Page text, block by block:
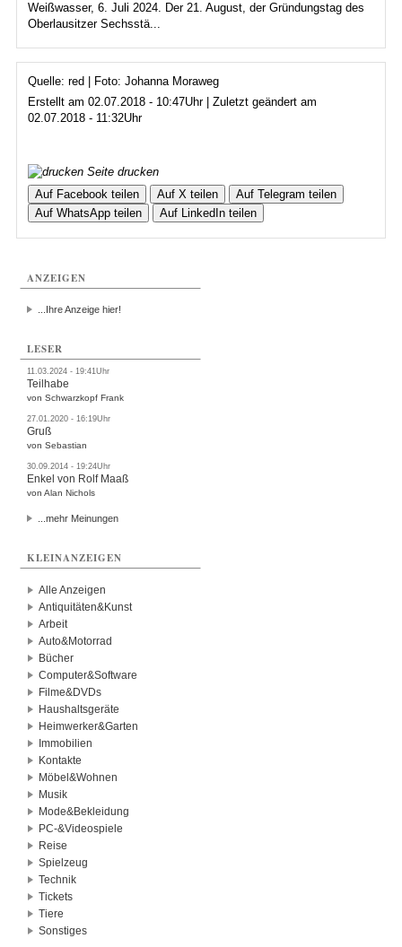
Weißwasser, 6. Juli 2024. Der 21. August, der Gründungstag des
Oberlausitzer Sechsstä...
Quelle: red | Foto: Johanna Moraweg
Erstellt am 02.07.2018 - 10:47Uhr | Zuletzt geändert am
02.07.2018 - 11:32Uhr
Seite drucken
Auf Facebook teilen
Auf X teilen
Auf Telegram teilen
Auf WhatsApp teilen
Auf LinkedIn teilen
ANZEIGEN
...Ihre Anzeige hier!
LESER
11.03.2024 - 19:41Uhr
Teilhabe
von Schwarzkopf Frank
27.01.2020 - 16:19Uhr
Gruß
von Sebastian
30.09.2014 - 19:24Uhr
Enkel von Rolf Maaß
von Alan Nichols
...mehr Meinungen
KLEINANZEIGEN
Alle Anzeigen
Antiquitäten&Kunst
Arbeit
Auto&Motorrad
Bücher
Computer&Software
Filme&DVDs
Haushaltsgeräte
Heimwerker&Garten
Immobilien
Kontakte
Möbel&Wohnen
Musik
Mode&Bekleidung
PC-&Videospiele
Reise
Spielzeug
Technik
Tickets
Tiere
Sonstiges